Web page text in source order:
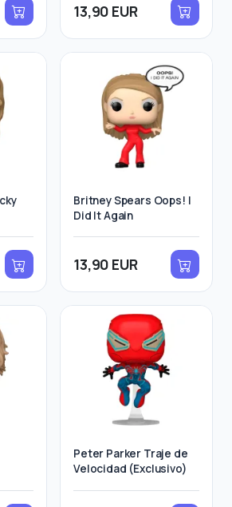
13,90 EUR
Britney Spears Oops! I
Did It Again
13,90 EUR
Peter Parker Traje de
Velocidad (Exclusivo)